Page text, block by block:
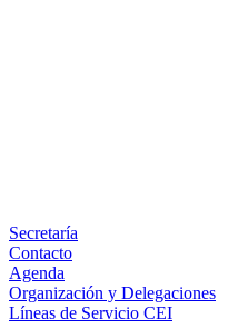
Secretaría
Contacto
Agenda
Organización y Delegaciones
Líneas de Servicio CEI